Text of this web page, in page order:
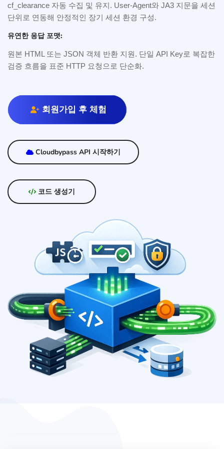
cf_clearance 자동 수집 및 유지. User-Agent와 JA3 지문을 세션
단위로 연동해 안정적인 장기 세션 환경 구성.
유연한 응답 포맷:
원본 HTML 또는 JSON 객체 반환 지원. 단일 API Key로 복잡한
검증 흐름을 표준 HTTP 요청으로 단순화.
회원가입 후 체험
Cloudbypass API 시작하기
코드 생성기